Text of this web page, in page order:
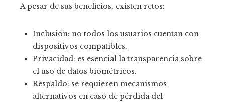
A pesar de sus beneficios, existen retos:
Inclusión: no todos los usuarios cuentan con
dispositivos compatibles.
Privacidad: es esencial la transparencia sobre
el uso de datos biométricos.
Respaldo: se requieren mecanismos
alternativos en caso de pérdida del